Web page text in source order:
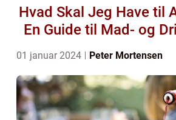
Hvad Skal Jeg Have til
En Guide til Mad- og
01 januar 2024 Peter Mortensen